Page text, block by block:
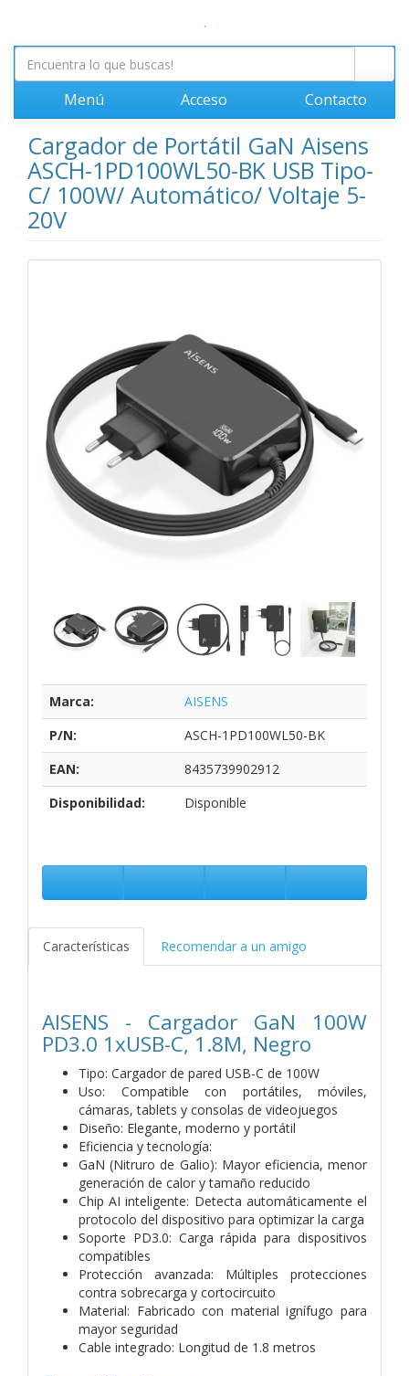
.
Menú Acceso Contacto
Cargador de Portátil GaN Aisens
ASCH-1PD100WL50-BK USB Tipo-
C/ 100W/ Automático/ Voltaje 5-
20V
Marca:
AISENS
P/N:
ASCH-1PD100WL50-BK
EAN:
8435739902912
Disponibilidad:
Disponible
Características Recomendar a un amigo
AISENS - Cargador GaN 100W
PD3.0 1xUSB-C, 1.8M, Negro
Tipo: Cargador de pared USB-C de 100W
Uso: Compatible con portátiles, móviles,
cámaras, tablets y consolas de videojuegos
Diseño: Elegante, moderno y portátil
Eficiencia y tecnología:
GaN (Nitruro de Galio): Mayor eficiencia, menor
generación de calor y tamaño reducido
Chip AI inteligente: Detecta automáticamente el
protocolo del dispositivo para optimizar la carga
Soporte PD3.0: Carga rápida para dispositivos
compatibles
Protección avanzada: Múltiples protecciones
contra sobrecarga y cortocircuito
Material: Fabricado con material ignífugo para
mayor seguridad
Cable integrado: Longitud de 1.8 metros